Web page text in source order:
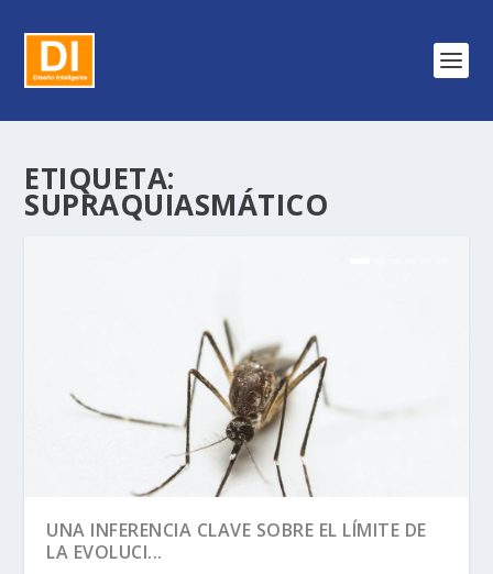
ETIQUETA:
SUPRAQUIASMÁTICO
UNA INFERENCIA CLAVE SOBRE EL LÍMITE DE
LA EVOLUCI...